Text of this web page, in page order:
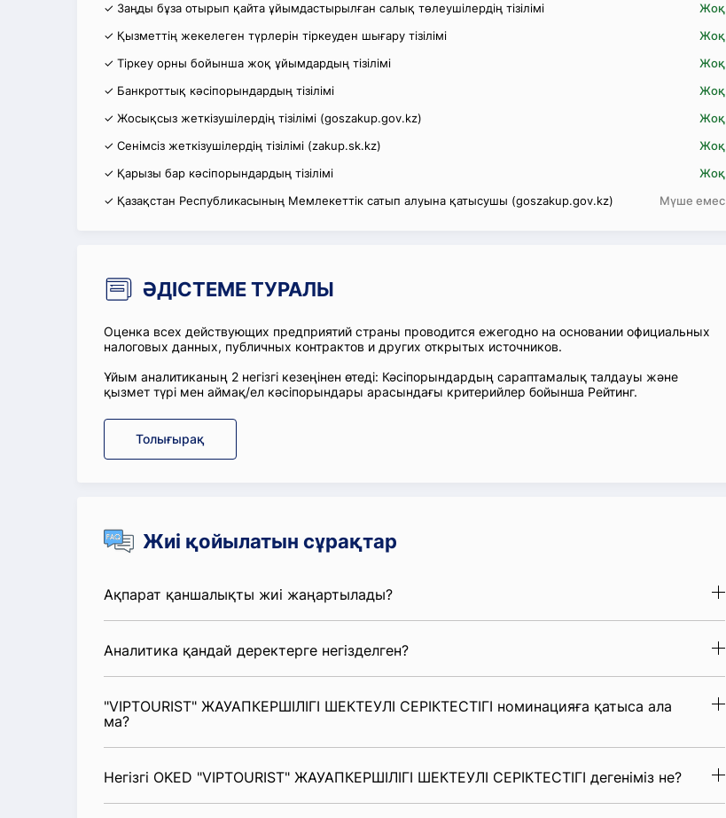
✓ Заңды бұза отырып қайта ұйымдастырылған салық төлеушілердің тізілімі
Жоқ
✓ Қызметтің жекелеген түрлерін тіркеуден шығару тізілімі
Жоқ
✓ Тіркеу орны бойынша жоқ ұйымдардың тізілімі
Жоқ
✓ Банкроттық кәсіпорындардың тізілімі
Жоқ
✓ Жосықсыз жеткізушілердің тізілімі (goszakup.gov.kz)
Жоқ
✓ Сенімсіз жеткізушілердің тізілімі (zakup.sk.kz)
Жоқ
✓ Қарызы бар кәсіпорындардың тізілімі
Жоқ
✓ Қазақстан Республикасының Мемлекеттік сатып алуына қатысушы (goszakup.gov.kz)
Мүше емес
ӘДІСТЕМЕ ТУРАЛЫ
Оценка всех действующих предприятий страны проводится ежегодно на основании официальных
налоговых данных, публичных контрактов и других открытых источников.
Ұйым аналитиканың 2 негізгі кезеңінен өтеді: Кәсіпорындардың сараптамалық талдауы және
қызмет түрі мен аймақ/ел кәсіпорындары арасындағы критерийлер бойынша Рейтинг.
Толығырақ
Жиі қойылатын сұрақтар
Ақпарат қаншалықты жиі жаңартылады?
Аналитика қандай деректерге негізделген?
"VIPTOURIST" ЖАУАПКЕРШІЛІГІ ШЕКТЕУЛІ СЕРІКТЕСТІГІ номинацияға қатыса ала
ма?
Негізгі OKED "VIPTOURIST" ЖАУАПКЕРШІЛІГІ ШЕКТЕУЛІ СЕРІКТЕСТІГІ дегеніміз не?